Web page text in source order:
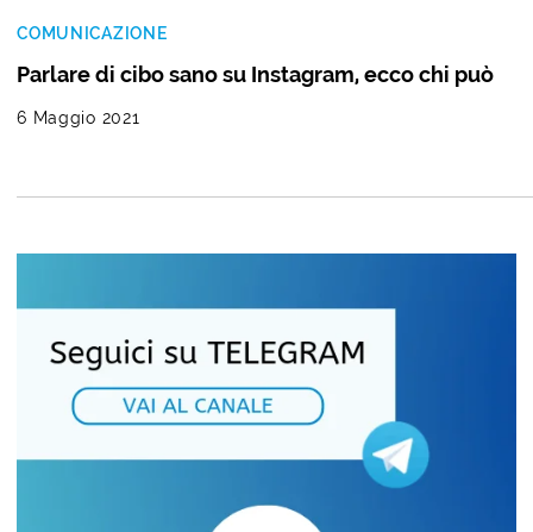
COMUNICAZIONE
Parlare di cibo sano su Instagram, ecco chi può
6 Maggio 2021